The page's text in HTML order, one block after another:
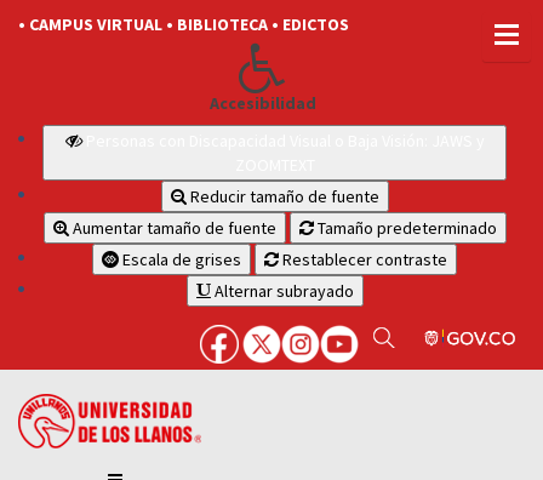
• CAMPUS VIRTUAL • BIBLIOTECA • EDICTOS
Accesibilidad
Reducir tamaño de fuente
Aumentar tamaño de fuente
Tamaño predeterminado
Escala de grises
Restablecer contraste
Alternar subrayado